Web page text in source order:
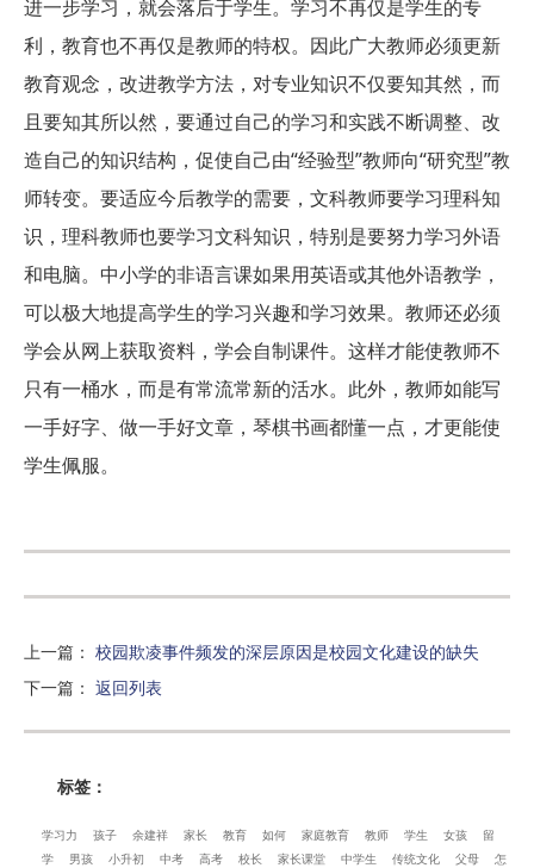
进一步学习，就会落后于学生。学习不再仅是学生的专
利，教育也不再仅是教师的特权。因此广大教师必须更新
教育观念，改进教学方法，对专业知识不仅要知其然，而
且要知其所以然，要通过自己的学习和实践不断调整、改
造自己的知识结构，促使自己由“经验型”教师向“研究型”教
师转变。要适应今后教学的需要，文科教师要学习理科知
识，理科教师也要学习文科知识，特别是要努力学习外语
和电脑。中小学的非语言课如果用英语或其他外语教学，
可以极大地提高学生的学习兴趣和学习效果。教师还必须
学会从网上获取资料，学会自制课件。这样才能使教师不
只有一桶水，而是有常流常新的活水。此外，教师如能写
一手好字、做一手好文章，琴棋书画都懂一点，才更能使
学生佩服。
上一篇 ： 校园欺凌事件频发的深层原因是校园文化建设的缺失
下一篇 ： 返回列表
标签：
学习力 孩子 余建祥 家长 教育 如何 家庭教育 教师 学生 女孩
留
学
男孩 小升初 中考 高考 校长 家长课堂 中学生 传统文化 父母
怎